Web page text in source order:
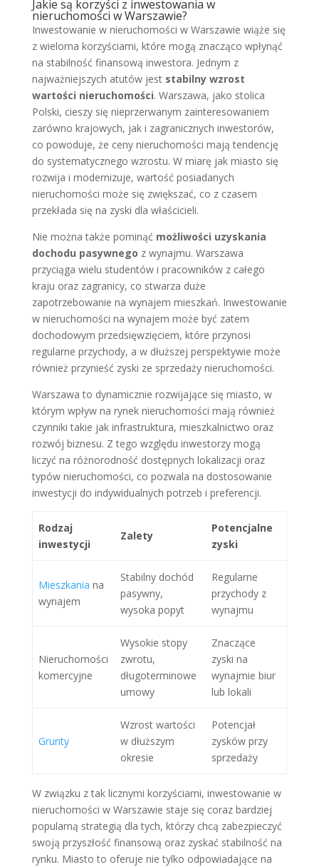
Jakie są korzyści z inwestowania w
nieruchomości w Warszawie?
Inwestowanie w nieruchomości w Warszawie wiąże się
z wieloma korzyściami, które mogą znacząco wpłynąć
na stabilność finansową inwestora. Jednym z
najważniejszych atutów jest stabilny wzrost
wartości nieruchomości. Warszawa, jako stolica
Polski, cieszy się nieprzerwanym zainteresowaniem
zarówno krajowych, jak i zagranicznych inwestorów,
co powoduje, że ceny nieruchomości mają tendencję
do systematycznego wzrostu. W miarę jak miasto się
rozwija i modernizuje, wartość posiadanych
nieruchomości może się zwiększać, co z czasem
przekłada się na zyski dla właścicieli.
Nie można także pominąć możliwości uzyskania
dochodu pasywnego z wynajmu. Warszawa
przyciąga wielu studentów i pracowników z całego
kraju oraz zagranicy, co stwarza duże
zapotrzebowanie na wynajem mieszkań. Inwestowanie
w nieruchomości na wynajem może być zatem
dochodowym przedsięwzięciem, które przynosi
regularne przychody, a w dłuższej perspektywie może
również przynieść zyski ze sprzedaży nieruchomości.
Warszawa to dynamicznie rozwijające się miasto, w
którym wpływ na rynek nieruchomości mają również
czynniki takie jak infrastruktura, mieszkalnictwo oraz
rozwój biznesu. Z tego względu inwestorzy mogą
liczyć na różnorodność dostępnych lokalizacji oraz
typów nieruchomości, co pozwala na dostosowanie
inwestycji do indywidualnych potrzeb i preferencji.
Rodzaj
inwestycji
Zalety
Potencjalne
zyski
Mieszkania na
wynajem
Stabilny dochód
pasywny,
wysoka popyt
Regularne
przychody z
wynajmu
Nieruchomości
komercyjne
Wysokie stopy
zwrotu,
długoterminowe
umowy
Znaczące
zyski na
wynajmie biur
lub lokali
Grunty
Wzrost wartości
w dłuższym
okresie
Potencjał
zysków przy
sprzedaży
W związku z tak licznymi korzyściami, inwestowanie w
nieruchomości w Warszawie staje się coraz bardziej
popularną strategią dla tych, którzy chcą zabezpieczyć
swoją przyszłość finansową oraz zyskać stabilność na
rynku. Miasto to oferuje nie tylko odpowiadające na